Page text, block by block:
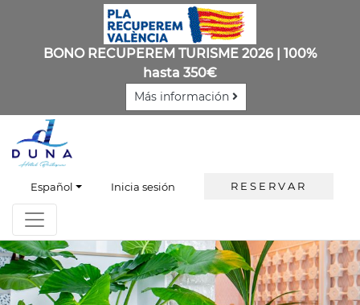
BONO RECUPEREM TURISME 2026 | 100%
hasta 350€
Más información
Español Inicia sesión RESERVAR